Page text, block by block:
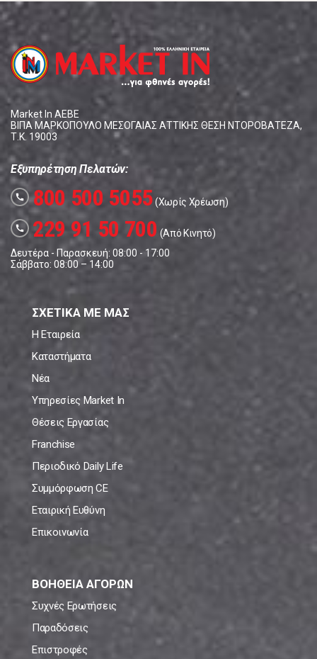
Market In ΑΕΒΕ
ΒΙΠΑ ΜΑΡΚΟΠΟΥΛΟ ΜΕΣΟΓΑΙΑΣ ΑΤΤΙΚΗΣ ΘΕΣΗ ΝΤΟΡΟΒΑΤΕΖΑ,
Τ.Κ. 19003
Εξυπηρέτηση Πελατών:
call 800 500 5055(Χωρίς Χρέωση)
call 229 91 50 700 (Από Κινητό)
Δευτέρα - Παρασκευή: 08:00 - 17:00
Σάββατο: 08:00 – 14:00
ΣΧΕΤΙΚΑ ΜΕ ΜΑΣ
Η Εταιρεία
Καταστήματα
Νέα
Υπηρεσίες Market In
Θέσεις Εργασίας
Franchise
Περιοδικό Daily Life
Συμμόρφωση CE
Εταιρική Ευθύνη
Επικοινωνία
ΒΟΗΘΕΙΑ ΑΓΟΡΩΝ
Συχνές Ερωτήσεις
Παραδόσεις
Επιστροφές